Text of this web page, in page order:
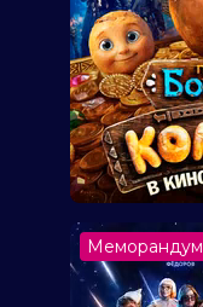
Меморандум